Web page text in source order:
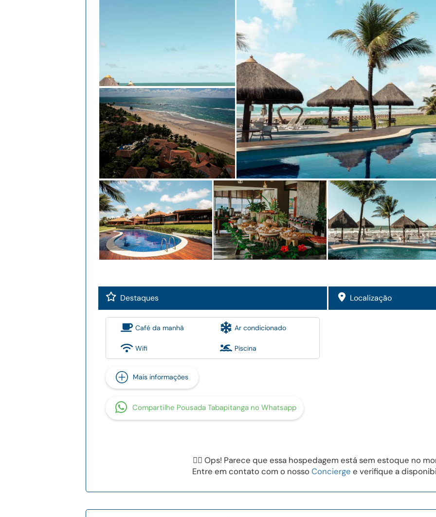
Destaques
Café da manhã Ar condicionado
Wifi Piscina
Mais informações
Compartilhe Pousada Tabapitanga no Whatsapp
Localização
😮‍💨 Ops! Parece que essa hospedagem está sem estoque no
Entre em contato com o nosso Concierge e verifique a